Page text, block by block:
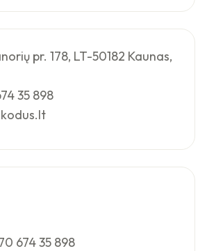
pr. 178, LT-50182 Kaunas,
35 898
674 35 898